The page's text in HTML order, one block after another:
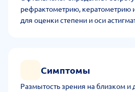
рефрактометрию, кератометрию
для оценки степени и оси
Симптомы
Размытость зрения на близком и